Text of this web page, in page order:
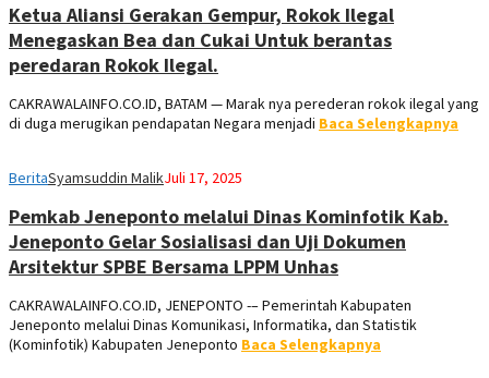
Ketua Aliansi Gerakan Gempur, Rokok Ilegal
Menegaskan Bea dan Cukai Untuk berantas
peredaran Rokok Ilegal.
CAKRAWALAINFO.CO.ID, BATAM — Marak nya perederan rokok ilegal yang
di duga merugikan pendapatan Negara menjadi Baca Selengkapnya
BeritaSyamsuddin MalikJuli 17, 2025
Pemkab Jeneponto melalui Dinas Kominfotik Kab.
Jeneponto Gelar Sosialisasi dan Uji Dokumen
Arsitektur SPBE Bersama LPPM Unhas
CAKRAWALAINFO.CO.ID, JENEPONTO -– Pemerintah Kabupaten
Jeneponto melalui Dinas Komunikasi, Informatika, dan Statistik
(Kominfotik) Kabupaten Jeneponto Baca Selengkapnya